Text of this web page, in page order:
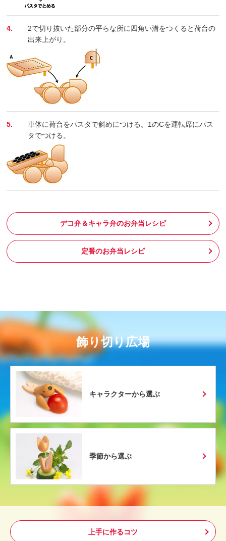
4.
2で切り抜いた部分の平らな所に四角い溝をつくると荷台の
出来上がり。
5.
車体に荷台をパスタで斜めにつける。1のCを運転席にパス
タでつける。
デコ弁＆キャラ弁のお弁当レシピ
定番のお弁当レシピ
飾り切り広場
キャラクターから選ぶ
季節から選ぶ
上手に作るコツ